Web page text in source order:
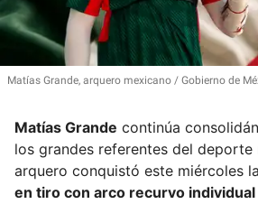
Matías Grande, arquero mexicano Gobierno de
Matías Grande continúa
los grandes referentes del deporte
arquero conquistó este miércoles la
en tiro con arco recurvo